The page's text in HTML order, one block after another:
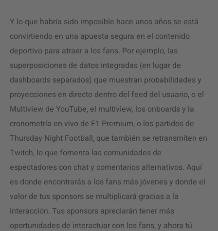
Y lo que habría sido imposible hace unos años se está
convirtiendo en una apuesta segura en el contenido
deportivo para atraer a los fans. Por ejemplo, las
superposiciones de datos integradas (en lugar de
dashboards separados) que muestran probabilidades y
proyecciones en directo dentro del feed del usuario, o el
Multiview de YouTube, el multiview, los onboards y la
cronometría en vivo de F1 Premium, o los partidos de
Thursday Night Football, que también se retransmiten en
Twitch, lo que fomenta las comunidades de
espectadores con chat y comentarios alternativos. Aquí
es donde encontrarás a los fans más jóvenes y donde el
valor de tus sponsors se multiplicará gracias a la
interacción. Tus sponsors apreciarán tener más
oportunidades de interactuar con los fans, y ahora tú